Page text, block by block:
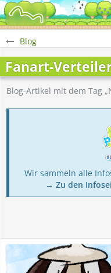
Blog
Fanart-
Blog-Artikel mit dem Tag
Wir sammeln alle
→ Zu den